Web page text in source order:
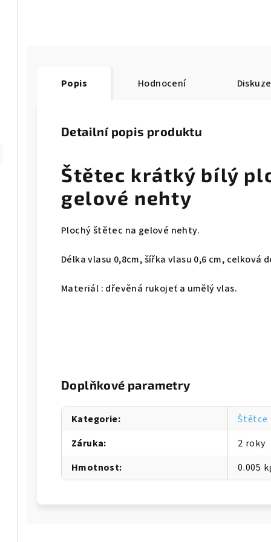
Popis Hodnocení Diskuze
Detailní popis produktu
Štětec krátký bílý
gelové nehty
Plochý štětec na gelové nehty.
Délka vlasu 0,8cm, šířka vlasu 0,6 cm, celková
Materiál : dřevěná rukojeť a umělý vlas.
Doplňkové parametry
Kategorie:
Štětce
Záruka:
2 roky
Hmotnost: 0.005